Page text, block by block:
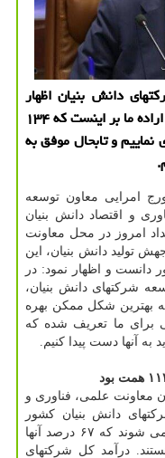
دانش بنیان اظهار
داشت: برپایه قراردادهای تولید بار اول، اراده ما بر اینست که ۱۳۴
و تابحال موفق به
امرایی معاون توسعه
و اقتصاد دانش بنیان
امروز در محل معاونت
تولید دانش بنیان، این
دانست و اظهار نمود: در
شرکتهای دانش بنیان،
بهترین شکل ممکن بهره
برای ما تعریف شده که
آنها دست پیدا کنیم.
معاونت علمی، فناوری و
دانش بنیان کشور
شامل بیشتر از ۱۰ هزار و ۱۰۰ شرکت می شوند که ۶۷ درصد آنها
درصد فناور هستند. درآمد کل شرکتهای